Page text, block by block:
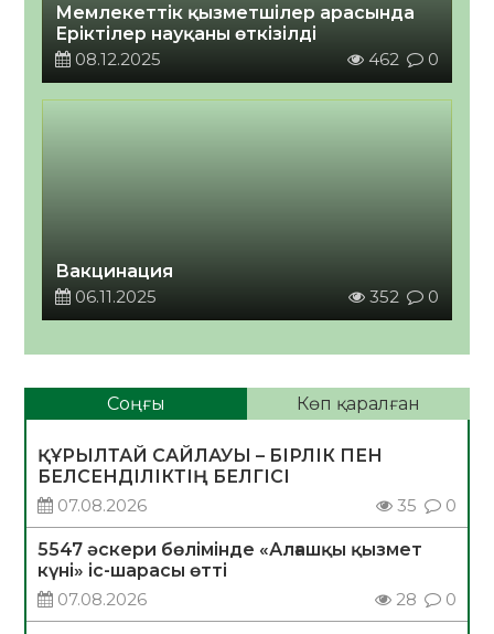
Мемлекеттік қызметшілер арасында
Еріктілер науқаны өткізілді
08.12.2025
462 0
Вакцинация
06.11.2025
352 0
Соңғы Көп қаралған
ҚҰРЫЛТАЙ САЙЛАУЫ – БІРЛІК ПЕН
БЕЛСЕНДІЛІКТІҢ БЕЛГІСІ
07.08.2026
35 0
5547 әскери бөлімінде «Алғашқы қызмет
күні» іс-шарасы өтті
07.08.2026
28 0